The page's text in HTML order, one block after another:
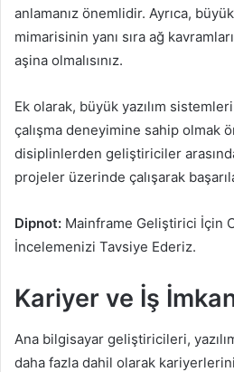
anlamanız önemlidir. Ayrıca,
mimarisinin yanı sıra ağ
aşina olmalısınız.
Ek olarak, büyük yazılım
çalışma deneyimine sahip olmak
disiplinlerden geliştiriciler
projeler üzerinde çalışarak
Dipnot: Mainframe Geliştirici İçin
İncelemenizi Tavsiye Ederiz.
Kariyer ve İş
Ana bilgisayar geliştiricileri,
daha fazla dahil olarak